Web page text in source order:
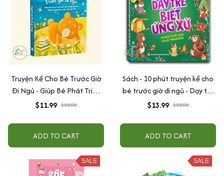
Truyện Kể Cho Bé Trước Giờ
Đi Ngủ - Giúp Bé Phát Triển
IQ Và EQ
$11.99 $22.00
ADD TO CART
Sách - 10 phút truyện kể cho
bé trước giờ đi ngủ - Dạy trẻ
biết ứng xử
$13.99 $22.00
ADD TO CART
SALE SALE